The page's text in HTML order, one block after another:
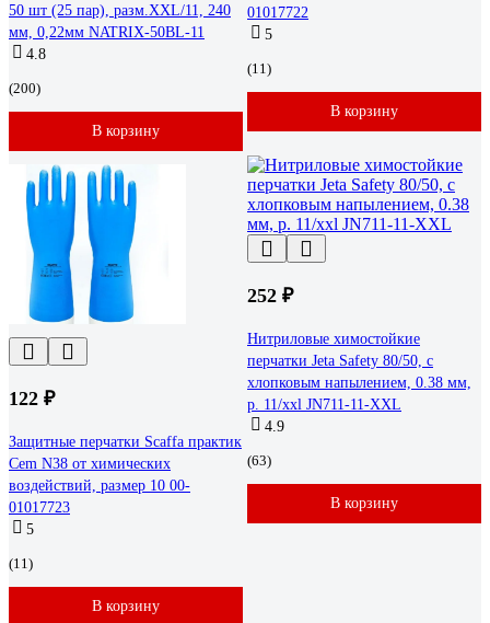
50 шт (25 пар), разм.XXL/11, 240
мм, 0,22мм NATRIX-50BL-11
4.8
(200)
В корзину
01017722
5
(11)
В корзину
122 ₽
Защитные перчатки Scaffa практик
Cem N38 от химических
воздействий, размер 10 00-
01017723
5
(11)
В корзину
252 ₽
Нитриловые химостойкие
перчатки Jeta Safety 80/50, с
хлопковым напылением, 0.38 мм,
р. 11/xxl JN711-11-XXL
4.9
(63)
В корзину